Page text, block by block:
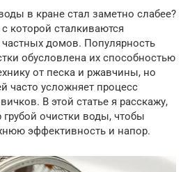
в кране стал заметно слабее?
которой сталкиваются
домов. Популярность
обусловлена их способностью
от песка и ржавчины, но
часто усложняет процесс
В этой статье я расскажу,
грубой очистки воды, чтобы
эффективность и напор.